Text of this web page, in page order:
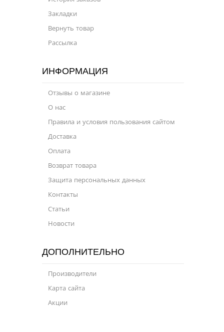
Закладки
Вернуть товар
Рассылка
ИНФОРМАЦИЯ
Отзывы о магазине
О нас
Правила и условия пользования сайтом
Доставка
Оплата
Возврат товара
Защита персональных данных
Контакты
Статьи
Новости
ДОПОЛНИТЕЛЬНО
Производители
Карта сайта
Акции